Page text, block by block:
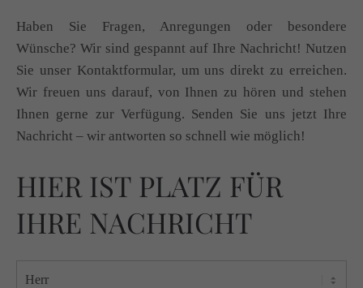
Haben Sie Fragen, Anregungen oder besondere
Wünsche? Wir sind gespannt auf Ihre Nachricht! Nutzen
Sie unser Kontaktformular, um uns direkt zu erreichen.
Wir freuen uns darauf, von Ihnen zu hören und stehen
Ihnen gerne zur Verfügung. Senden Sie uns jetzt Ihre
Nachricht – wir antworten so schnell wie möglich!
HIER IST PLATZ FÜR
IHRE NACHRICHT